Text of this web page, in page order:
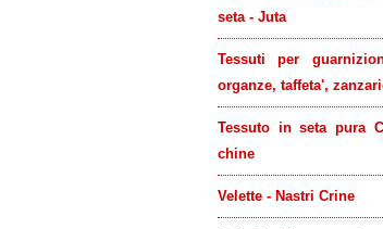
seta - Juta
Tessuti per
organze, taffeta',
Tessuto in seta pura
chine
Velette - Nastri Crine